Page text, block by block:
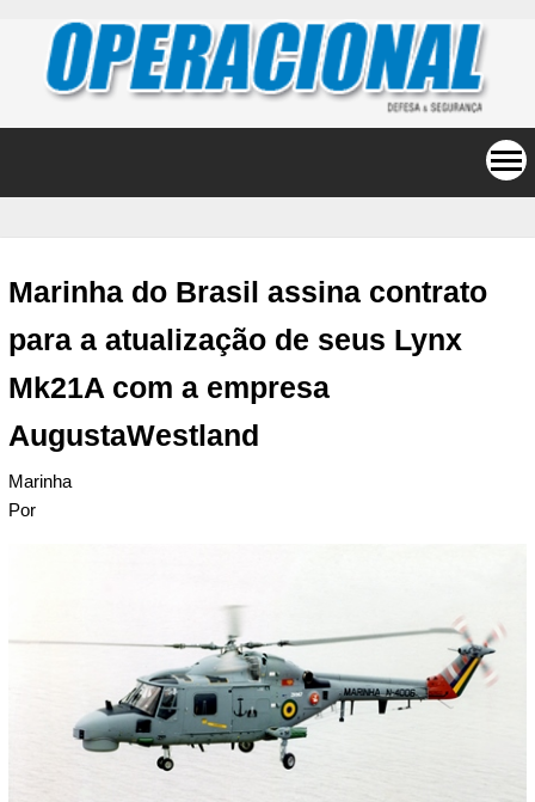
Marinha do Brasil assina contrato
para a atualização de seus Lynx
Mk21A com a empresa
AugustaWestland
Marinha
Por